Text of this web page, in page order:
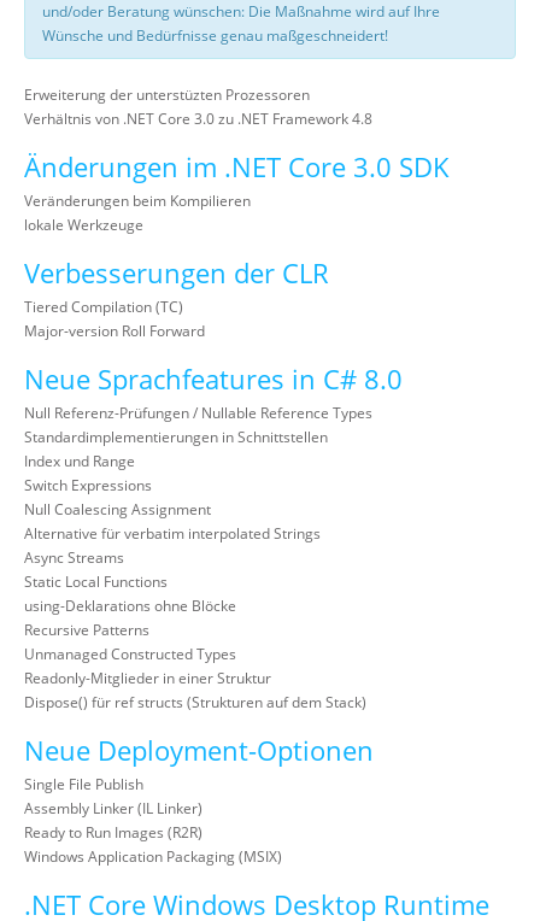
und/oder Beratung wünschen: Die Maßnahme wird auf Ihre
Wünsche und Bedürfnisse genau maßgeschneidert!
Erweiterung der unterstüzten Prozessoren
Verhältnis von .NET Core 3.0 zu .NET Framework 4.8
Änderungen im .NET Core 3.0 SDK
Veränderungen beim Kompilieren
lokale Werkzeuge
Verbesserungen der CLR
Tiered Compilation (TC)
Major-version Roll Forward
Neue Sprachfeatures in C# 8.0
Null Referenz-Prüfungen / Nullable Reference Types
Standardimplementierungen in Schnittstellen
Index und Range
Switch Expressions
Null Coalescing Assignment
Alternative für verbatim interpolated Strings
Async Streams
Static Local Functions
using-Deklarations ohne Blöcke
Recursive Patterns
Unmanaged Constructed Types
Readonly-Mitglieder in einer Struktur
Dispose() für ref structs (Strukturen auf dem Stack)
Neue Deployment-Optionen
Single File Publish
Assembly Linker (IL Linker)
Ready to Run Images (R2R)
Windows Application Packaging (MSIX)
.NET Core Windows Desktop Runtime